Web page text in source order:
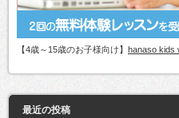
【4歳～15歳のお子様向け】 hanaso kids
最近の投稿